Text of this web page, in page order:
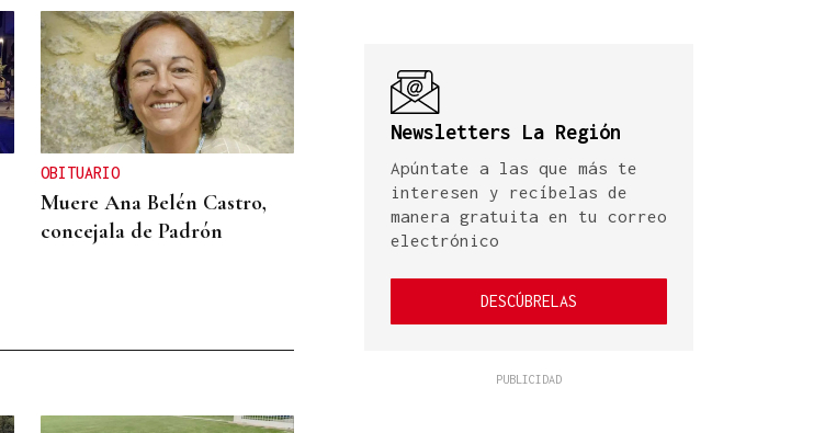
OBITUARIO
Muere Ana Belén Castro,
concejala de Padrón
Newsletters La Región
Apúntate a las que más te
interesen y recíbelas de
manera gratuita en tu correo
electrónico
DESCÚBRELAS